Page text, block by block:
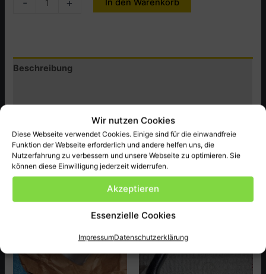
Wir nutzen Cookies
Diese Webseite verwendet Cookies. Einige sind für die einwandfreie
Funktion der Webseite erforderlich und andere helfen uns, die
Nutzerfahrung zu verbessern und unsere Webseite zu optimieren. Sie
können diese Einwilligung jederzeit widerrufen.
Akzeptieren
Essenzielle Cookies
ImpressumDatenschutzerklärung
-
Menge
+ In den Warenkorb
Beschreibung
Honda Original Ersatzteil NEU passend bei CB750SCC
ect.sie bieten auf ein teil
Ähnliche Produkte